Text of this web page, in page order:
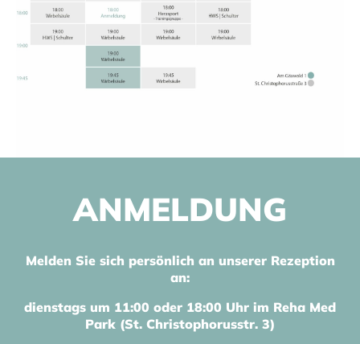
ANMELDUNG
Melden Sie sich persönlich an unserer Rezeption
an:
dienstags um 11:00 oder 18:00 Uhr im Reha Med
Park (St. Christophorusstr. 3)